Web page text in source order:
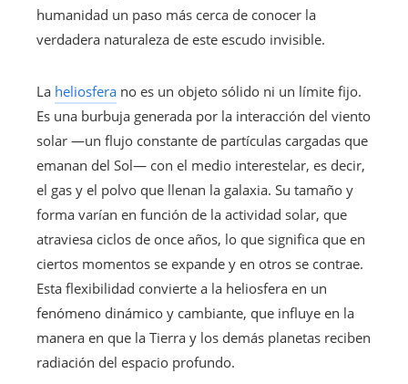
humanidad un paso más cerca de conocer la
verdadera naturaleza de este escudo invisible.
La heliosfera no es un objeto sólido ni un límite fijo.
Es una burbuja generada por la interacción del viento
solar —un flujo constante de partículas cargadas que
emanan del Sol— con el medio interestelar, es decir,
el gas y el polvo que llenan la galaxia. Su tamaño y
forma varían en función de la actividad solar, que
atraviesa ciclos de once años, lo que significa que en
ciertos momentos se expande y en otros se contrae.
Esta flexibilidad convierte a la heliosfera en un
fenómeno dinámico y cambiante, que influye en la
manera en que la Tierra y los demás planetas reciben
radiación del espacio profundo.